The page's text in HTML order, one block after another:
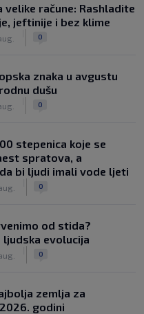
velike račune: Rashladite
jeftinije i bez klime
0
znaka u avgustu
dušu
0
stepenica koje se
spratova, a
bi ljudi imali vode ljeti
0
od stida?
evolucija
0
zemlja za
godini